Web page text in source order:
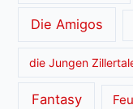
Die Amigos
die Jungen
Fantasy